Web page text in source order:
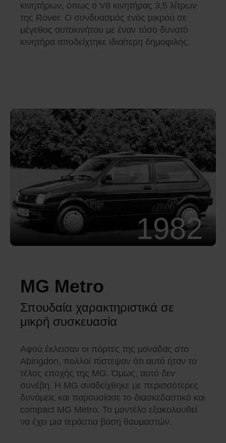
κινητήρων, όπως ο V8 κινητήρας 3,5 λίτρων
της Rover. Ο συνδυασμός ενός μικρού σε
μέγεθος αυτοκινήτου με έναν τόσο δυνατό
κινητήρα αποδείχτηκε ιδιαίτερη δημοφιλής.
1982
MG Metro
Σπουδαία χαρακτηριστικά σε
μικρή συσκευασία
Αφού έκλεισαν οι πόρτες της μονάδας στο
Abingdon, πολλοί πίστεψαν ότι αυτό ήταν το
τέλος εποχής της MG. Όμως, αυτό δεν
συνέβη. Η MG αναδείχθηκε με περισσότερες
δυνάμεις και παρουσίασε το διασκεδαστικό και
compact MG Metro. Το μοντέλο εξακολουθεί
να έχει μια τεράστια βάση θαυμαστών.